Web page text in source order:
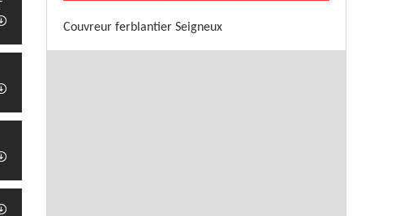
Couvreur ferblantier Seigneux